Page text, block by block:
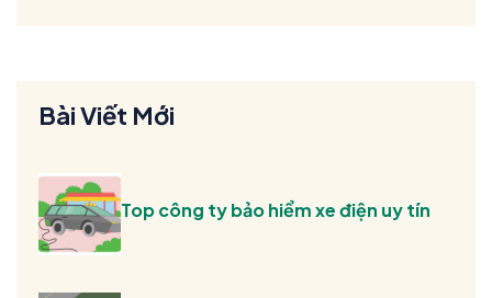
Bài Viết Mới
Top công ty bảo hiểm xe điện uy tín